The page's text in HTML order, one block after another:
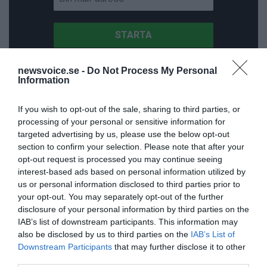
newsvoice.se - Do Not Process My Personal
Information
If you wish to opt-out of the sale, sharing to third parties, or
processing of your personal or sensitive information for
targeted advertising by us, please use the below opt-out
section to confirm your selection. Please note that after your
opt-out request is processed you may continue seeing
interest-based ads based on personal information utilized by
us or personal information disclosed to third parties prior to
your opt-out. You may separately opt-out of the further
disclosure of your personal information by third parties on the
IAB’s list of downstream participants. This information may
also be disclosed by us to third parties on the IAB’s List of
Downstream Participants that may further disclose it to other